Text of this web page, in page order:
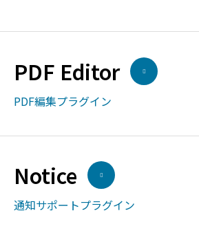
PDF Editor
PDF編集プラグイン
Notice
通知サポートプラグイン